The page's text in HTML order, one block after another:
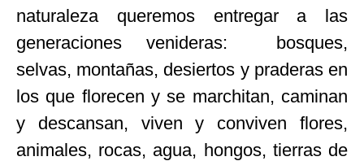
naturaleza queremos entregar a las
generaciones venideras: bosques,
selvas, montañas, desiertos y praderas en
los que florecen y se marchitan, caminan
y descansan, viven y conviven flores,
animales, rocas, agua, hongos, tierras de